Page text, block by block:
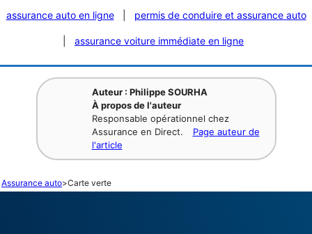
assurance auto en ligne permis de conduire et assurance auto
assurance voiture immédiate en ligne
Auteur : Philippe SOURHA
À propos de l'auteur
Responsable opérationnel chez
Assurance en Direct.
Page auteur de
l'article
Assurance auto>Carte verte